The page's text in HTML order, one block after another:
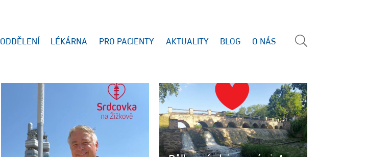
ODDĚLENÍ LÉKÁRNA PRO PACIENTY AKTUALITY BLOG O NÁS